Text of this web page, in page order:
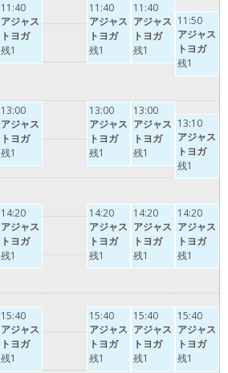
11:40
アジャス
トヨガ
残1
13:00
アジャス
トヨガ
残1
14:20
アジャス
トヨガ
残1
15:40
アジャス
トヨガ
残1
11:40
アジャス
トヨガ
残1
13:00
アジャス
トヨガ
残1
14:20
アジャス
トヨガ
残1
15:40
アジャス
トヨガ
残1
11:40
アジャス
トヨガ
残1
13:00
アジャス
トヨガ
残1
14:20
アジャス
トヨガ
残1
15:40
アジャス
トヨガ
残1
11:50
アジャス
トヨガ
残1
13:10
アジャス
トヨガ
残1
14:20
アジャス
トヨガ
残1
15:40
アジャス
トヨガ
残1